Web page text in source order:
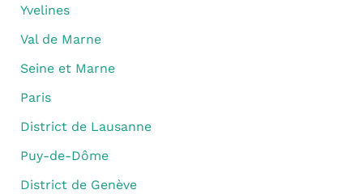
Yvelines
Val de Marne
Seine et Marne
Paris
District de Lausanne
Puy-de-Dôme
District de Genève